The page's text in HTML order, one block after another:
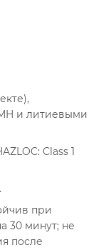
и литиевыми
Class 1
при
30 минут; не
после